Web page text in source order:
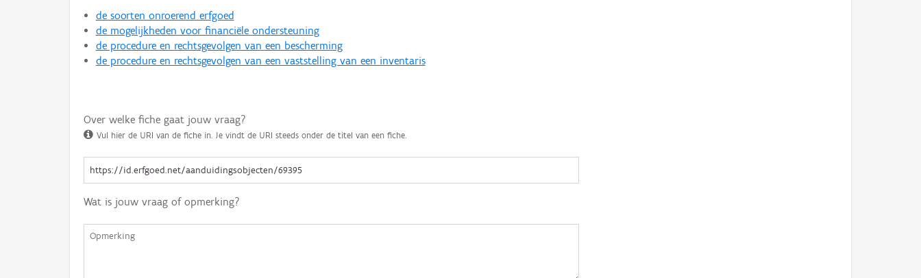
de soorten onroerend erfgoed
de mogelijkheden voor financiële ondersteuning
de procedure en rechtsgevolgen van een bescherming
de procedure en rechtsgevolgen van een vaststelling van een inventaris
Over welke fiche gaat jouw vraag?
Vul hier de URI van de fiche in. Je vindt de URI steeds onder de titel van een fiche.
Wat is jouw vraag of opmerking?